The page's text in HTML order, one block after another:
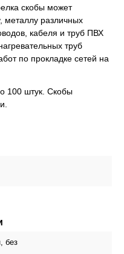
скобы может
металлу различных
кабеля и труб ПВХ
труб
по прокладке сетей на
100 штук. Скобы
без